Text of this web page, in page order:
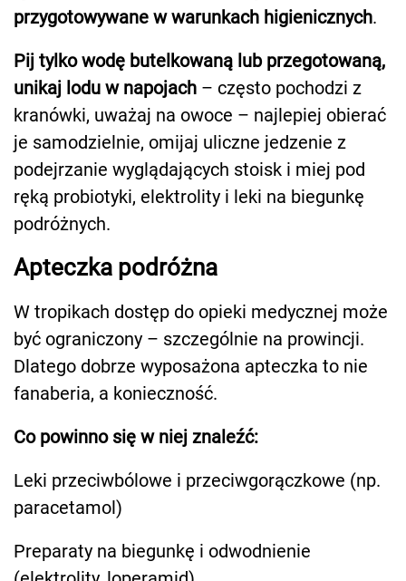
przygotowywane w warunkach higienicznych.
Pij tylko wodę butelkowaną lub przegotowaną,
unikaj lodu w napojach – często pochodzi z
kranówki, uważaj na owoce – najlepiej obierać
je samodzielnie, omijaj uliczne jedzenie z
podejrzanie wyglądających stoisk i miej pod
ręką probiotyki, elektrolity i leki na biegunkę
podróżnych.
Apteczka podróżna
W tropikach dostęp do opieki medycznej może
być ograniczony – szczególnie na prowincji.
Dlatego dobrze wyposażona apteczka to nie
fanaberia, a konieczność.
Co powinno się w niej znaleźć:
Leki przeciwbólowe i przeciwgorączkowe (np.
paracetamol)
Preparaty na biegunkę i odwodnienie